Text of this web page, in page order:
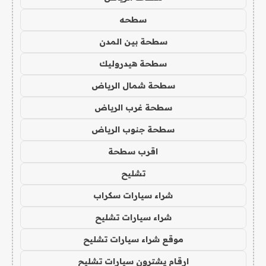
سطحه
سطحة بين المدن
سطحة هيدروليك
سطحة شمال الرياض
سطحة غرب الرياض
سطحة جنوب الرياض
اقرب سطحة
تشليح
شراء سيارات سكراب
شراء سيارات تشليح
موقع شراء سيارات تشليح
ارقام يشترون سيارات تشليح